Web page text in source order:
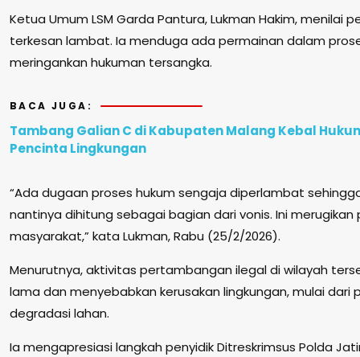
Ketua Umum LSM Garda Pantura, Lukman Hakim, menilai
terkesan lambat. Ia menduga ada permainan dalam
meringankan hukuman tersangka.
BACA JUGA:
Tambang Galian C di Kabupaten Malang Kebal
Pencinta Lingkungan
“Ada dugaan proses hukum sengaja diperlambat
nantinya dihitung sebagai bagian dari vonis. Ini
masyarakat,” kata Lukman, Rabu (25/2/2026).
Menurutnya, aktivitas pertambangan ilegal di wilayah
lama dan menyebabkan kerusakan lingkungan, mulai dari
degradasi lahan.
Ia mengapresiasi langkah penyidik Ditreskrimsus Polda